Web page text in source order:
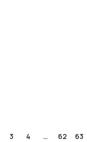
3 4 … 62 63